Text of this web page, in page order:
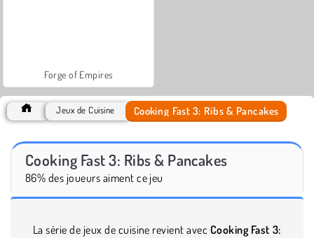
Forge of Empires
Jeux de Cuisine Cooking Fast 3: Ribs & Pancakes
Cooking Fast 3: Ribs & Pancakes
86% des joueurs aiment ce jeu
La série de jeux de cuisine revient avec Cooking Fast 3: